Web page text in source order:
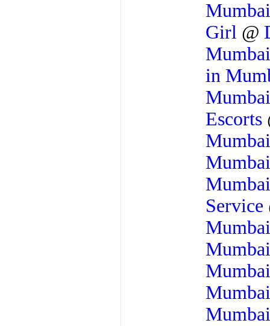
Girl @
in
Escorts
Service